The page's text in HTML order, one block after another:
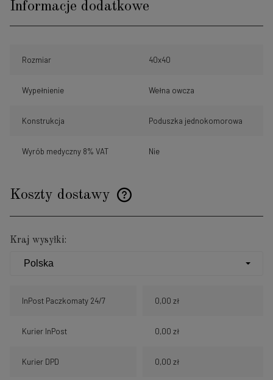
Informacje dodatkowe
Rozmiar 40x40
Wypełnienie Wełna owcza
Konstrukcja Poduszka jednokomorowa
Wyrób medyczny 8% VAT Nie
Koszty dostawy
Cena nie zawiera ewentualnych kosztów płatności
Kraj wysyłki:
InPost Paczkomaty 24/7 0,00 zł
Kurier InPost 0,00 zł
Kurier DPD 0,00 zł